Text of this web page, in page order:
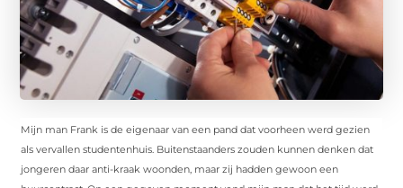
Mijn man Frank is de eigenaar van een pand dat voorheen werd gezien
als vervallen studentenhuis. Buitenstaanders zouden kunnen denken dat
jongeren daar anti-kraak woonden, maar zij hadden gewoon een